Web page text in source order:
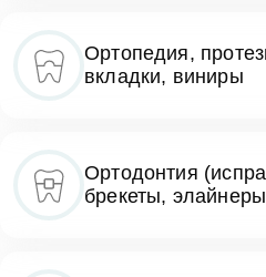
Ортопедия,
вкладки, виниры
Ортодонтия
брекеты, элайнеры